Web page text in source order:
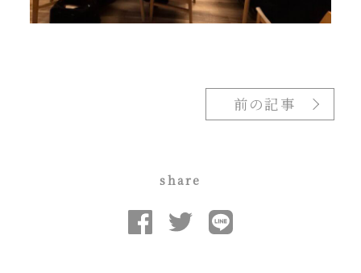
前の記事
share